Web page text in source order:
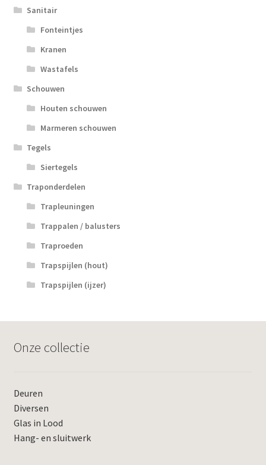
Sanitair
Fonteintjes
Kranen
Wastafels
Schouwen
Houten schouwen
Marmeren schouwen
Tegels
Siertegels
Traponderdelen
Trapleuningen
Trappalen / balusters
Traproeden
Trapspijlen (hout)
Trapspijlen (ijzer)
Onze collectie
Deuren
Diversen
Glas in Lood
Hang- en sluitwerk